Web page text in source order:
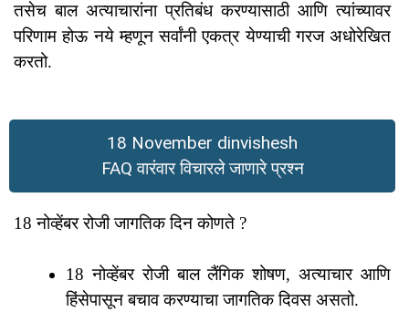
तसेच बाल अत्याचारांना प्रतिबंध करण्यासाठी आणि त्यांच्यावर
परिणाम होऊ नये म्हणून सर्वांनी एकत्र येण्याची गरज अधोरेखित
करतो.
18 November dinvishesh
FAQ वारंवार विचारले जाणारे प्रश्न
18 नोव्हेंबर रोजी जागतिक दिन कोणते ?
18 नोव्हेंबर रोजी बाल लैंगिक शोषण, अत्याचार आणि
हिंसेपासून बचाव करण्याचा जागतिक दिवस असतो.